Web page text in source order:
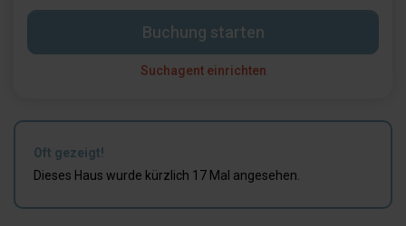
Buchung starten
Suchagent einrichten
Oft gezeigt!
Dieses Haus wurde kürzlich 17 Mal angesehen.